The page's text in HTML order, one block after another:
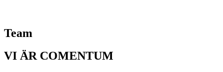
Team
VI ÄR COMENTUM